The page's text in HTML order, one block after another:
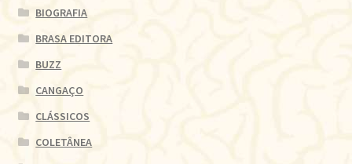
BIOGRAFIA
BRASA EDITORA
BUZZ
CANGAÇO
CLÁSSICOS
COLETÂNEA